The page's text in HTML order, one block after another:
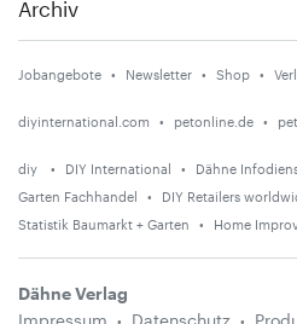
Archiv
Jobangebote Newsletter Shop
diyinternational.com petonline.de
diy DIY International Dähne
Garten Fachhandel
DIY Retailers
Statistik Baumarkt + Garten
Home
Dähne Verlag
Impressum
Datenschutz